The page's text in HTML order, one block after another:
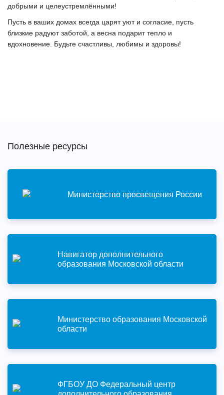
добрыми и целеустремлёнными!
Пусть в ваших домах всегда царят уют и согласие, пусть
близкие радуют заботой, а весна подарит тепло и
вдохновение. Будьте счастливы, любимы и здоровы!
Полезные ресурсы
Министерство просвещения России
Навигатор дополнительного
образования Московской области
Министерство образования Московской
области
ФГБОУ ДО Федеральный центр